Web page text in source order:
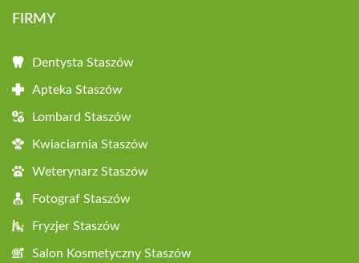
FIRMY
Dentysta Staszów
Apteka Staszów
Lombard Staszów
Kwiaciarnia Staszów
Weterynarz Staszów
Fotograf Staszów
Fryzjer Staszów
Salon Kosmetyczny Staszów